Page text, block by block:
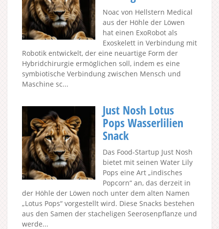
Noac von Hellstern Medical
aus der Höhle der Löwen
hat einen ExoRobot als
Exoskelett in Verbindung mit
Robotik entwickelt, der eine neuartige Form der
Hybridchirurgie ermöglichen soll, indem es eine
symbiotische Verbindung zwischen Mensch und
Maschine sc...
Just Nosh Lotus
Pops Wasserlilien
Snack
Das Food-Startup Just Nosh
bietet mit seinen Water Lily
Pops eine Art „indisches
Popcorn“ an, das derzeit in
der Höhle der Löwen noch unter dem alten Namen
„Lotus Pops“ vorgestellt wird. Diese Snacks bestehen
aus den Samen der stacheligen Seerosenpflanze und
werde...